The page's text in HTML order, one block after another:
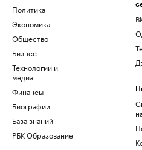
Политика
Экономика
Общество
Бизнес
Технологии и
медиа
Финансы
Биографии
База знаний
РБК Образование